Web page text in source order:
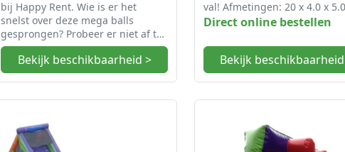
bij Happy Rent. Wie is er het
snelst over deze mega balls
gesprongen? Probeer er niet af te
vallen!
Bekijk beschikbaarheid >
val! Afmetingen: 20 x 4.0 x
Direct online bestellen
Bekijk